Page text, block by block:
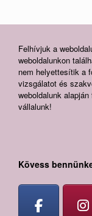
Felhívjuk a
weboldalunkon
nem helyettesítik a
vizsgálatot és
weboldalunk
vállalunk!
Kövess